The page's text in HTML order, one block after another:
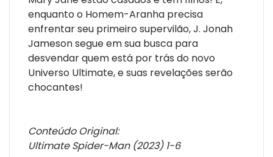
enquanto o Homem-Aranha precisa
enfrentar seu primeiro supervilão, J. Jonah
Jameson segue em sua busca para
desvendar quem está por trás do novo
Universo Ultimate, e suas revelações serão
chocantes!
Conteúdo Original:
Ultimate Spider-Man (2023) 1-6